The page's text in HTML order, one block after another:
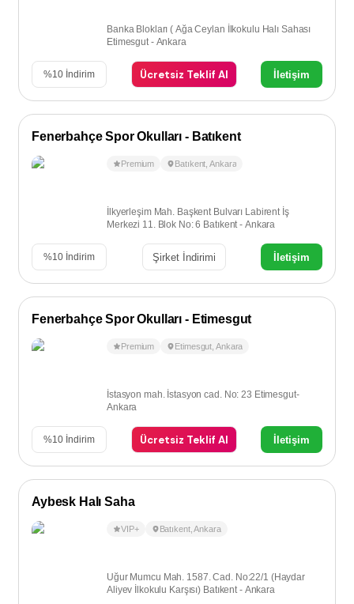
Banka Blokları ( Ağa Ceylan İlkokulu Halı Sahası
Etimesgut - Ankara
%10 İndirim Ücretsiz Teklif Al İletişim
Fenerbahçe Spor Okulları - Batıkent
Premium Batıkent ,Ankara
İlkyerleşim Mah. Başkent Bulvarı Labirent İş
Merkezi 11. Blok No: 6 Batıkent - Ankara
%10 İndirim Şirket İndirimi İletişim
Fenerbahçe Spor Okulları - Etimesgut
Premium Etimesgut ,Ankara
İstasyon mah. İstasyon cad. No: 23 Etimesgut-
Ankara
%10 İndirim Ücretsiz Teklif Al İletişim
Aybesk Halı Saha
VIP+ Batıkent,Ankara
Uğur Mumcu Mah. 1587. Cad. No:22/1 (Haydar
Aliyev İlkokulu Karşısı) Batıkent - Ankara